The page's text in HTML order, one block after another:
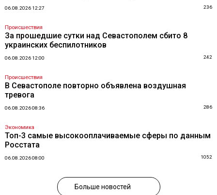
06.08.2026 12:27 236
Происшествия
За прошедшие сутки над Севастополем сбито 8
украинских беспилотников
06.08.2026 12:00 242
Происшествия
В Севастополе повторно объявлена воздушная
тревога
06.08.2026 08:36 286
Экономика
Топ-3 самые высокооплачиваемые сферы по данным
Росстата
06.08.2026 08:00 1052
Больше новостей